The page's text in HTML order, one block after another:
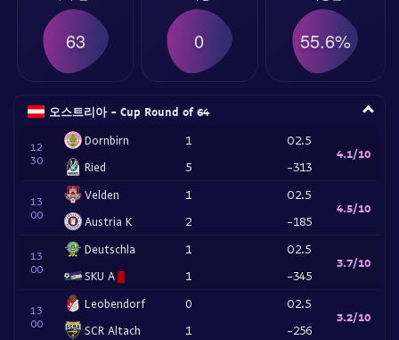
63 0 55.6%
오스트리아 - Cup Round of 64
12
30
Dornbirn
Ried
1
5
O2.5
-313
4.1/10
13
00
Velden
Austria K
1
2
O2.5
-185
4.5/10
13
00
Deutschla
SKU A
1
1
O2.5
-345
3.7/10
13
00
Leobendorf
SCR Altach
0
1
O2.5
-256
3.2/10